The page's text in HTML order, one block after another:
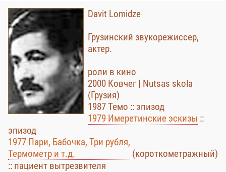
Davit Lomidze
Грузинский звукорежиссер,
актер.
роли в кино
2000 Ковчег | Nutsas skola
(Грузия)
1987 Темо :: эпизод
1979 Имеретинские эскизы ::
эпизод
1977 Пари, Бабочка, Три рубля,
Термометр и т.д.
(короткометражный)
:: пациент вытрезвителя